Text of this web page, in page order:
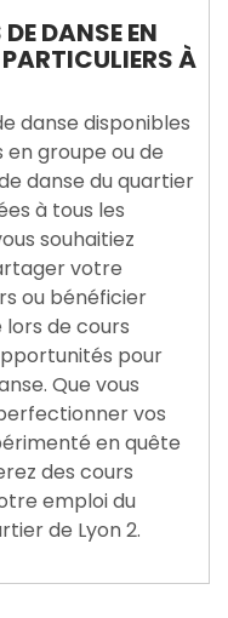
DANSE EN
À
danse disponibles
en groupe ou de
danse du quartier
à tous les
souhaitiez
votre
ou bénéficier
de cours
pour
Que vous
vos
en quête
des cours
emploi du
de Lyon 2.